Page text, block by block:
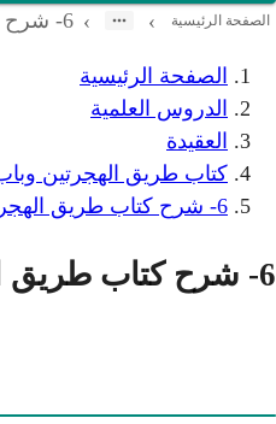
الصفحة الرئيسية ›
› 6- شرح كتاب طريق الهجرتين وباب السعادتين
الصفحة الرئيسية
الدروس العلمية
العقيدة
كتاب طريق الهجرتين
6- شرح كتاب طريق الهجرتين وباب السعادتين
6- شرح كتاب طريق الهجرتين وباب السعادتين